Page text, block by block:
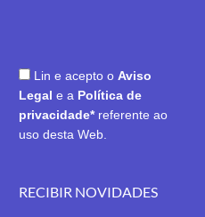
Lin e acepto o Aviso
Legal e a Política de
privacidade* referente ao
uso desta Web.
RECIBIR NOVIDADES